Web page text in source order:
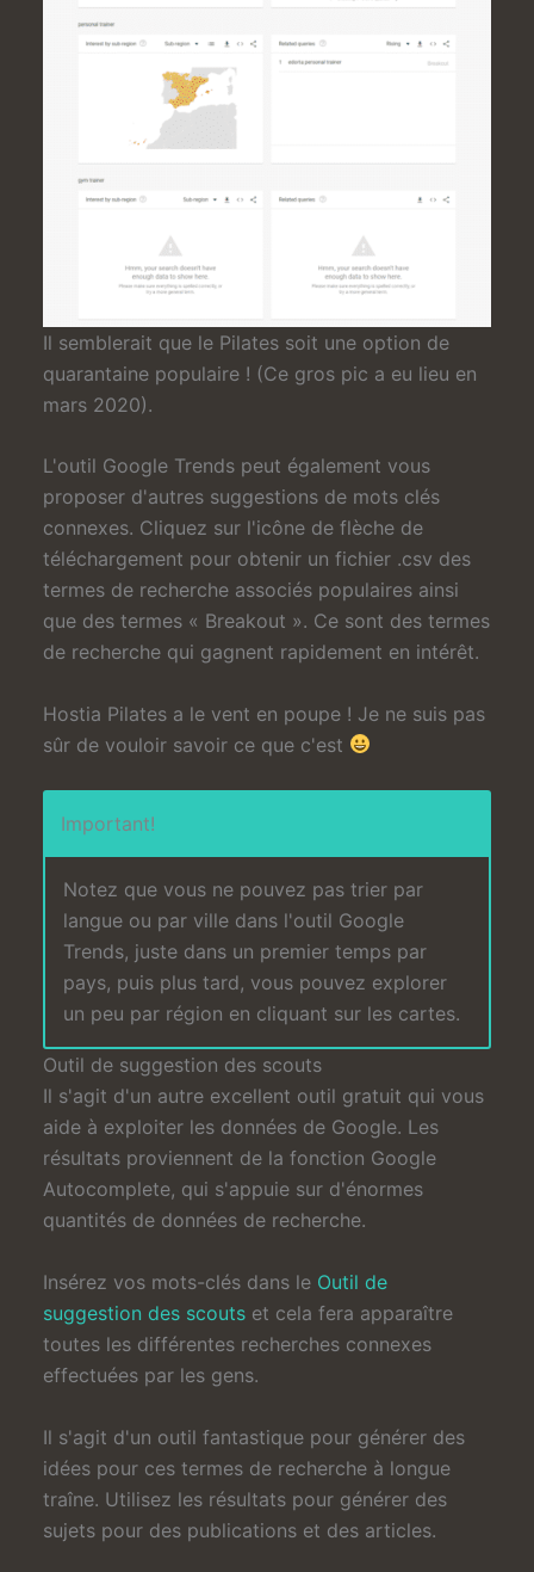
Il semblerait que le Pilates soit une option de
quarantaine populaire ! (Ce gros pic a eu lieu en
mars 2020).
L'outil Google Trends peut également vous
proposer d'autres suggestions de mots clés
connexes. Cliquez sur l'icône de flèche de
téléchargement pour obtenir un fichier .csv des
termes de recherche associés populaires ainsi
que des termes « Breakout ». Ce sont des termes
de recherche qui gagnent rapidement en intérêt.
Hostia Pilates a le vent en poupe ! Je ne suis pas
sûr de vouloir savoir ce que c'est
Important!
Notez que vous ne pouvez pas trier par
langue ou par ville dans l'outil Google
Trends, juste dans un premier temps par
pays, puis plus tard, vous pouvez explorer
un peu par région en cliquant sur les cartes.
Outil de suggestion des scouts
Il s'agit d'un autre excellent outil gratuit qui vous
aide à exploiter les données de Google. Les
résultats proviennent de la fonction Google
Autocomplete, qui s'appuie sur d'énormes
quantités de données de recherche.
Insérez vos mots-clés dans le Outil de
suggestion des scouts et cela fera apparaître
toutes les différentes recherches connexes
effectuées par les gens.
Il s'agit d'un outil fantastique pour générer des
idées pour ces termes de recherche à longue
traîne. Utilisez les résultats pour générer des
sujets pour des publications et des articles.